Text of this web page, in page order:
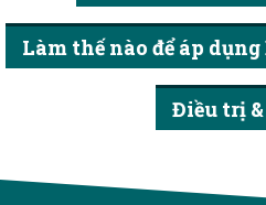
Làm thế nào để áp
Điều trị